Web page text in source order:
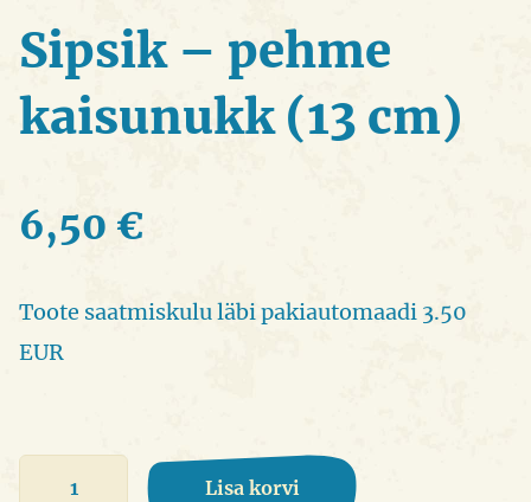
Sipsik – pehme
kaisunukk (13 cm)
6,50 €
Toote saatmiskulu läbi pakiautomaadi 3.50
EUR
Lisa korvi